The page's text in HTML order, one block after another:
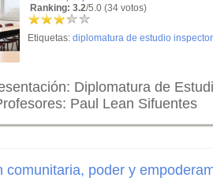
Ranking: 3.2/5.0 (34 votos)
Etiquetas: diplomatura de estudio
Diplomatura de
Paul Lean Sifuentes
comunitaria, poder y